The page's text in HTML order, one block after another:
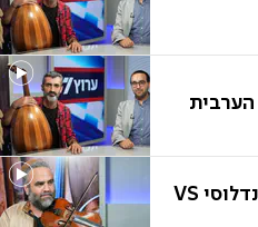
פיוטים, נובות ומקאמים: אנדלוסי VS